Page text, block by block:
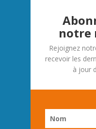
notre
Rejoignez
recevoir les
à jour